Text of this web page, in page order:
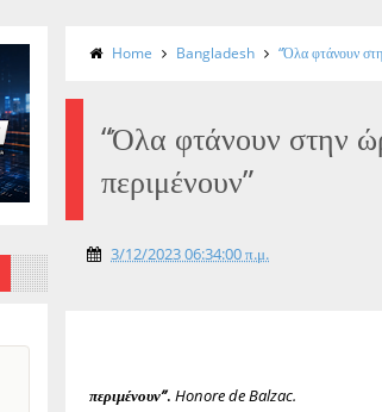
Home Bangladesh “Όλα φτάνουν
“Όλα φτάνουν στην
περιμένουν”
3/12/2023 06:34:00 π.μ.
περιμένουν”. Honore de Balzac.